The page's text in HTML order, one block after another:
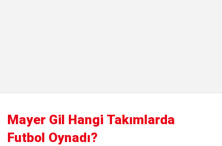
Mayer Gil Hangi Takımlarda
Futbol Oynadı?